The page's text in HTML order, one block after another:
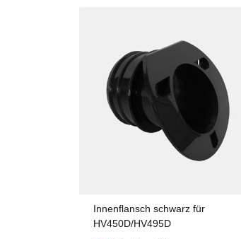
Innenflansch schwarz für
HV450D/HV495D